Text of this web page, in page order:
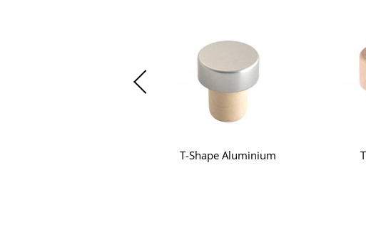
T-Shape Aluminium